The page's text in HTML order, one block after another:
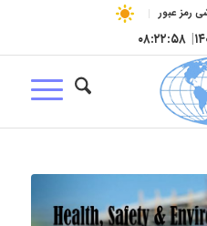
رمز عبور
| ۰۸:۲۲:۵۸